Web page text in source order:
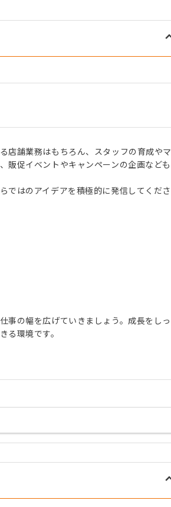
店舗業務はもちろん、スタッフの育成やマ
販促イベントやキャンペーンの企画なども
ではのアイデアを積極的に発信してくださ
事の幅を広げていきましょう。成長をしっ
る環境です。